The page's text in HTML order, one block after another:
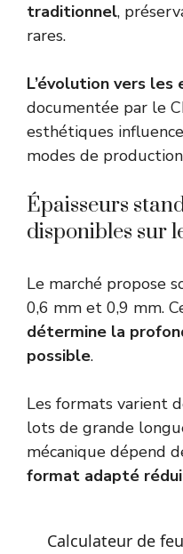
traditionnel,
rares.
L’évolution vers les
documentée par le
esthétiques
modes de
Épaisseurs
disponibles sur
Le marché propose
0,6 mm et 0,9 mm.
détermine la
possible.
Les formats varient
lots de grande
mécanique dépend
format adapté
Calculateur de